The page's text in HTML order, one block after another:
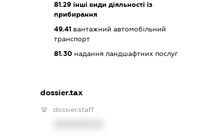
81.29інші види діяльності із
прибирання
49.41вантажний автомобільний
транспорт
81.30надання ландшафтних послуг
dossier.tax
dossier.staff